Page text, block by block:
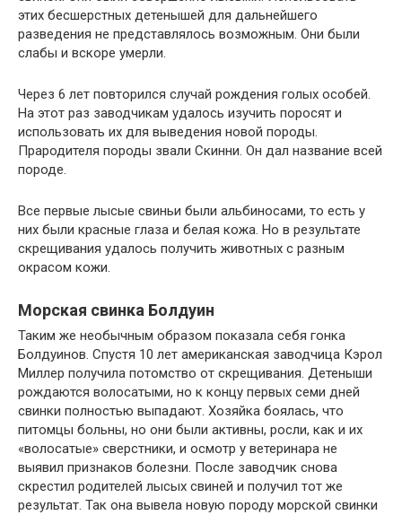
этих бесшерстных детенышей для дальнейшего
разведения не представлялось возможным. Они были
слабы и вскоре умерли.
Через 6 лет повторился случай рождения голых особей.
На этот раз заводчикам удалось изучить поросят и
использовать их для выведения новой породы.
Прародителя породы звали Скинни. Он дал название всей
породе.
Все первые лысые свиньи были альбиносами, то есть у
них были красные глаза и белая кожа. Но в результате
скрещивания удалось получить животных с разным
окрасом кожи.
Морская свинка Болдуин
Таким же необычным образом показала себя гонка
Болдуинов. Спустя 10 лет американская заводчица Кэрол
Миллер получила потомство от скрещивания. Детеныши
рождаются волосатыми, но к концу первых семи дней
свинки полностью выпадают. Хозяйка боялась, что
питомцы больны, но они были активны, росли, как и их
«волосатые» сверстники, и осмотр у ветеринара не
выявил признаков болезни. После заводчик снова
скрестил родителей лысых свиней и получил тот же
результат. Так она вывела новую породу морской свинки